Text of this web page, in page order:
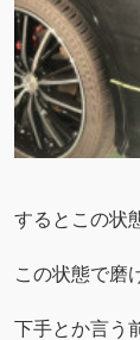
するとこの状
この状態で磨
下手とか言う